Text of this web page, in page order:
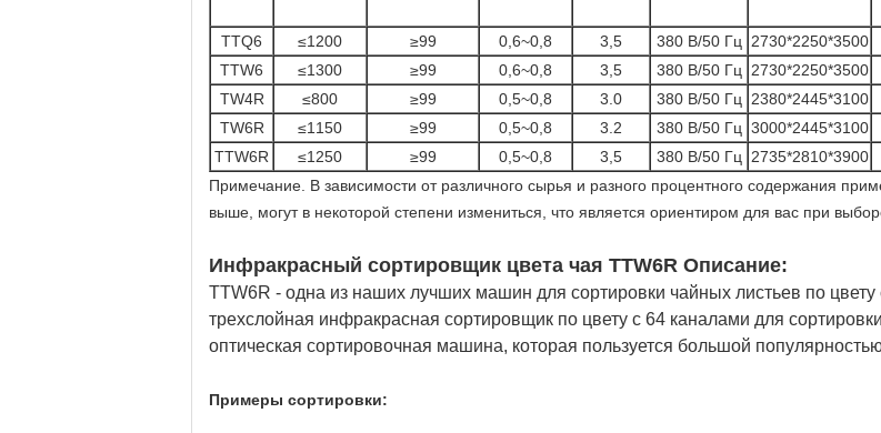
TTQ6 ≤1200 ≥99 0,6~0,8 3,5 380 В/50 Гц 2730*2250*3500
TTW6
≤1300 ≥99 0,6~0,8 3,5 380 В/50 Гц 2730*2250*3500
TW4R
≤800 ≥99 0,5~0,8 3.0 380 В/50 Гц 2380*2445*3100
TW6R
≤1150 ≥99 0,5~0,8 3.2 380 В/50 Гц 3000*2445*3100
TTW6R
≤1250 ≥99 0,5~0,8 3,5 380 В/50 Гц 2735*2810*3900
Примечание. В зависимости от различного сырья и разного процентного содержания
выше, могут в некоторой степени измениться, что является ориентиром для вас при
Инфракрасный сортировщик цвета чая TTW6R Описание:
TTW6R - одна из наших лучших машин для сортировки чайных листьев по
трехслойная инфракрасная сортировщик по цвету с 64 каналами для
оптическая сортировочная машина, которая пользуется большой
Примеры сортировки: